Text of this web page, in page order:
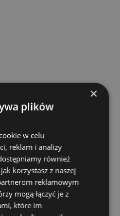
Dęte
DO KOSZYKA
×
plików
w celu
reklam i analizy
również
korzystasz z naszej
reklamowym
mogą łączyć je z
które im